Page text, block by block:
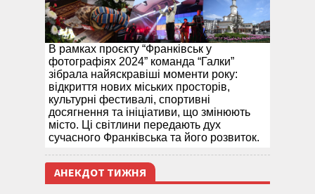
В рамках проєкту “Франківськ у
фотографіях 2024” команда “Галки”
зібрала найяскравіші моменти року:
відкриття нових міських просторів,
культурні фестивалі, спортивні
досягнення та ініціативи, що змінюють
місто. Ці світлини передають дух
сучасного Франківська та його розвиток.
АНЕКДОТ ТИЖНЯ